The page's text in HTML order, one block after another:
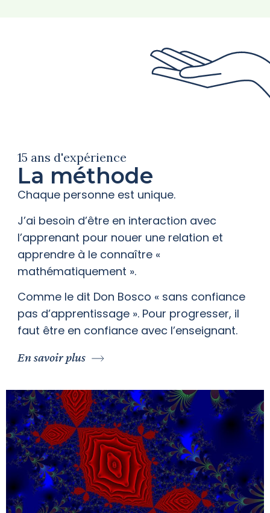
15 ans d'expérience
La méthode
Chaque personne est unique.
J’ai besoin d’être en interaction avec
l’apprenant pour nouer une relation et
apprendre à le connaître «
mathématiquement ».
Comme le dit Don Bosco « sans confiance
pas d’apprentissage ». Pour progresser, il
faut être en confiance avec l’enseignant.
En savoir plus